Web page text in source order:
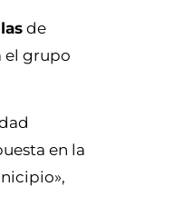
de
el grupo
en la